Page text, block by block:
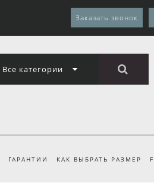
Заказать звонок
Все категории
ГАРАНТИИ КАК ВЫБРАТЬ РАЗМЕР